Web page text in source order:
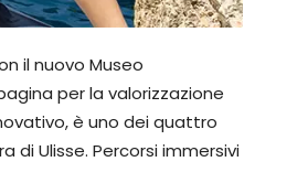
il nuovo Museo
per la valorizzazione
è uno dei quattro
di Ulisse. Percorsi immersivi